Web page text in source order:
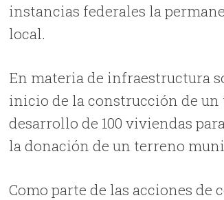
instancias federales la
local.
En materia de infraestructura
inicio de la construcción de un
desarrollo de 100 viviendas
la donación de un terreno
Como parte de las acciones